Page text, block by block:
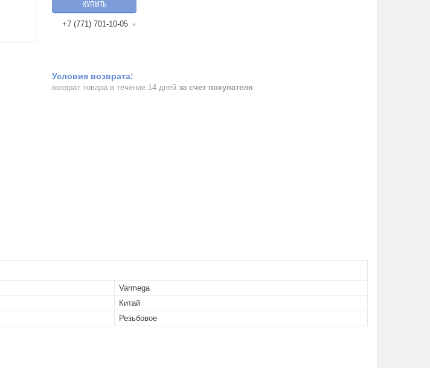
КУПИТЬ
+7 (771) 701-10-05
возврат товара в течение 14 дней за счет покупателя
Varmega
Китай
Резьбовое